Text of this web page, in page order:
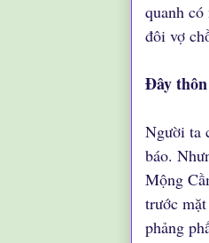
quanh
đôi vợ
Đây
Người ta
báo.
Mộng
trước
phảng